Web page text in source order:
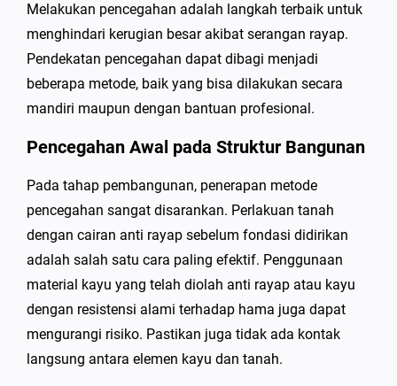
Melakukan pencegahan adalah langkah terbaik untuk
menghindari kerugian besar akibat serangan rayap.
Pendekatan pencegahan dapat dibagi menjadi
beberapa metode, baik yang bisa dilakukan secara
mandiri maupun dengan bantuan profesional.
Pencegahan Awal pada Struktur Bangunan
Pada tahap pembangunan, penerapan metode
pencegahan sangat disarankan. Perlakuan tanah
dengan cairan anti rayap sebelum fondasi didirikan
adalah salah satu cara paling efektif. Penggunaan
material kayu yang telah diolah anti rayap atau kayu
dengan resistensi alami terhadap hama juga dapat
mengurangi risiko. Pastikan juga tidak ada kontak
langsung antara elemen kayu dan tanah.